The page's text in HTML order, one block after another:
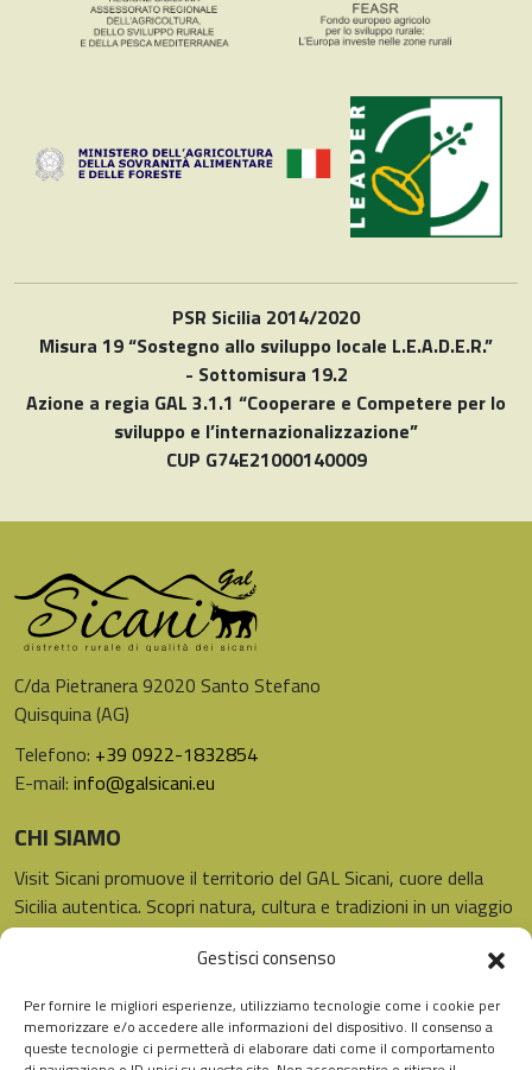
Gestisci consenso
Per fornire le migliori esperienze, utilizziamo tecnologie come i cookie per
memorizzare e/o accedere alle informazioni del dispositivo. Il consenso a
queste tecnologie ci permetterà di elaborare dati come il comportamento
PSR Sicilia 2014/2020
Misura 19 “Sostegno allo sviluppo locale L.E.A.D.E.R.”
- Sottomisura 19.2
Azione a regia GAL 3.1.1 “Cooperare e Competere per lo
sviluppo e l’internazionalizzazione”
CUP G74E21000140009
C/da Pietranera 92020 Santo Stefano
Quisquina (AG)
Telefono: +39 0922-1832854
E-mail: info@galsicani.eu
CHI SIAMO
Visit Sicani promuove il territorio del GAL Sicani, cuore della
Sicilia autentica. Scopri natura, cultura e tradizioni in un viaggio
unico.
Home
Distretto
Instagram
Facebook